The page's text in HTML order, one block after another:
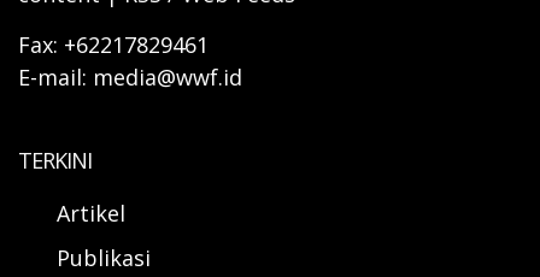
Fax: +62217829461
E-mail: media@wwf.id
TERKINI
Artikel
Publikasi